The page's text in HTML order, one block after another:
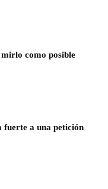
como posible
a una petición